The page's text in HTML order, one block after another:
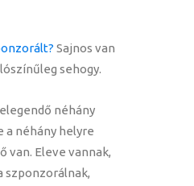
Sajnos van
sehogy.
néhány
a néhány helyre
van. Eleve vannak,
szponzorálnak,